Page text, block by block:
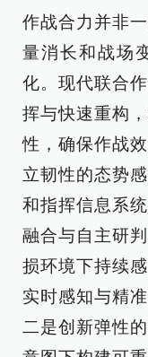
作战合力并非
量消长和战场
化。现代联合
挥与快速重构
性，确保作战
立韧性的态势
和指挥信息系
融合与自主研
损环境下持续
实时感知与精
二是创新弹性